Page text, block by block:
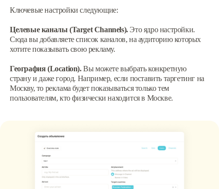
Ключевые настройки следующие:
Целевые каналы (Target Channels).Это ядро настройки.
Сюда вы добавляете список каналов, на аудиторию которых
хотите показывать свою рекламу.
География (Location).Вы можете выбрать конкретную
страну и даже город. Например, если поставить таргетинг на
Москву, то реклама будет показываться только тем
пользователям, кто физически находится в Москве.